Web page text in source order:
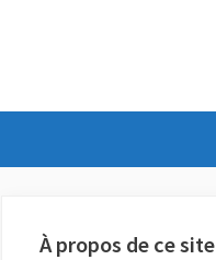
À propos de ce site